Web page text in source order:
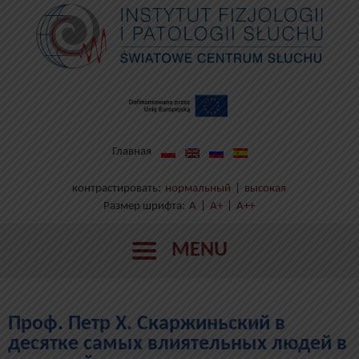
Главная
контрастировать: нормальный
высокая
Размер шрифта: A A+ A++
MENU
Проф. Петр Х. Скаржиньский в
десятке самых влиятельных людей в